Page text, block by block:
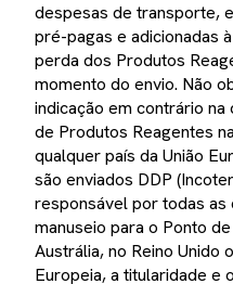
despesas de transporte,
pré-pagas e adicionadas
perda dos Produtos
momento do envio. Não
indicação em contrário
de Produtos Reagentes
qualquer país da União
são enviados DDP
responsável por todas
manuseio para o Ponto
Austrália, no Reino Unido
Europeia, a titularidade e